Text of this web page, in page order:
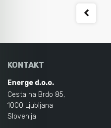
KONTAKT
Energe d.o.o.
Cesta na Brdo 85,
1000 Ljubljana
Slovenija